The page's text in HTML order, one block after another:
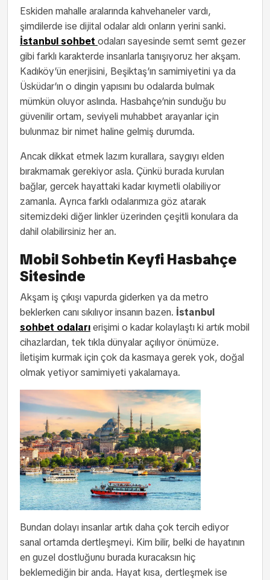
Eskiden mahalle aralarında kahvehaneler vardı,
şimdilerde ise dijital odalar aldı onların yerini sanki.
İstanbul sohbet odaları sayesinde semt semt gezer
gibi farklı karakterde insanlarla tanışıyoruz her akşam.
Kadıköy’ün enerjisini, Beşiktaş’ın samimiyetini ya da
Üsküdar’ın o dingin yapısını bu odalarda bulmak
mümkün oluyor aslında. Hasbahçe’nin sunduğu bu
güvenilir ortam, seviyeli muhabbet arayanlar için
bulunmaz bir nimet haline gelmiş durumda.
Ancak dikkat etmek lazım kurallara, saygıyı elden
bırakmamak gerekiyor asla. Çünkü burada kurulan
bağlar, gercek hayattaki kadar kıymetli olabiliyor
zamanla. Ayrıca farklı odalarımıza göz atarak
sitemizdeki diğer linkler üzerinden çeşitli konulara da
dahil olabilirsiniz her an.
Mobil Sohbetin Keyfi Hasbahçe
Sitesinde
Akşam iş çıkışı vapurda giderken ya da metro
beklerken canı sıkılıyor insanın bazen. İstanbul
sohbet odalarıerişimi o kadar kolaylaştı ki artık mobil
cihazlardan, tek tıkla dünyalar açılıyor önümüze.
İletişim kurmak için çok da kasmaya gerek yok, doğal
olmak yetiyor samimiyeti yakalamaya.
Bundan dolayı insanlar artık daha çok tercih ediyor
sanal ortamda dertleşmeyi. Kim bilir, belki de hayatının
en guzel dostluğunu burada kuracaksın hiç
beklemediğin bir anda. Hayat kısa, dertleşmek ise